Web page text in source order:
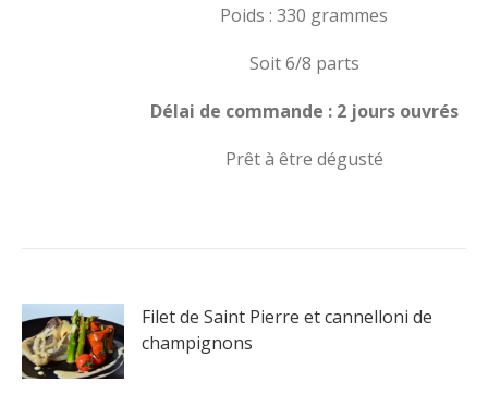
Poids : 330 grammes
Soit 6/8 parts
Délai de commande : 2 jours ouvrés
Prêt à être dégusté
Filet de Saint Pierre et cannelloni de
champignons